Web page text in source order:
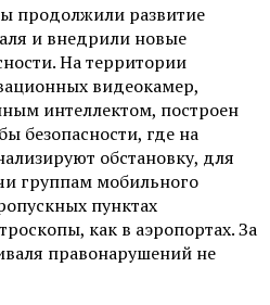
продолжили развитие
и внедрили новые
На территории
видеокамер,
интеллектом, построен
безопасности, где на
обстановку, для
группам мобильного
пунктах
как в аэропортах. За
правонарушений не